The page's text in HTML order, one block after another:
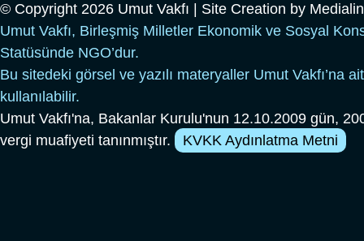
© Copyright 2026 Umut Vakfı | Site Creation by
Umut Vakfı, Birleşmiş Milletler Ekonomik ve Sosyal
Statüsünde NGO’dur.
Bu sitedeki görsel ve yazılı materyaller Umut Vakfı’na
kullanılabilir.
Umut Vakfı'na, Bakanlar Kurulu'nun 12.10.2009 gün,
vergi muafiyeti tanınmıştır.
KVKK Aydınlatma Metni